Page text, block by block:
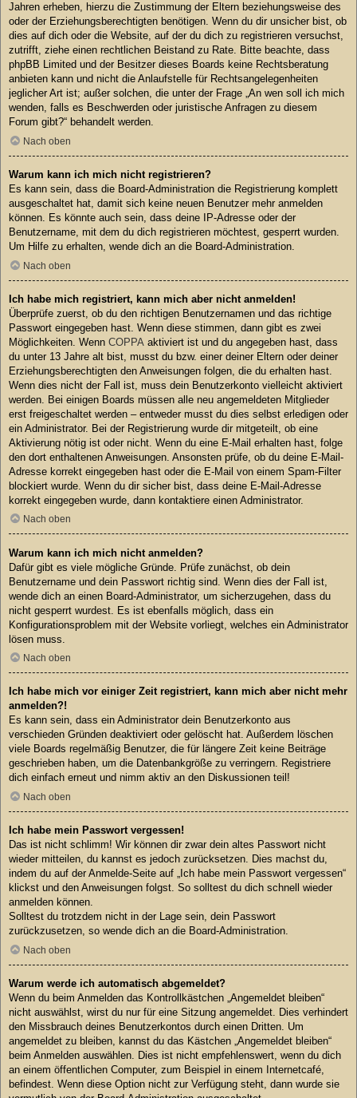
Jahren erheben, hierzu die Zustimmung der Eltern beziehungsweise des
oder der Erziehungsberechtigten benötigen. Wenn du dir unsicher bist, ob
dies auf dich oder die Website, auf der du dich zu registrieren versuchst,
zutrifft, ziehe einen rechtlichen Beistand zu Rate. Bitte beachte, dass
phpBB Limited und der Besitzer dieses Boards keine Rechtsberatung
anbieten kann und nicht die Anlaufstelle für Rechtsangelegenheiten
jeglicher Art ist; außer solchen, die unter der Frage „An wen soll ich mich
wenden, falls es Beschwerden oder juristische Anfragen zu diesem
Forum gibt?“ behandelt werden.
Nach oben
Warum kann ich mich nicht registrieren?
Es kann sein, dass die Board-Administration die Registrierung komplett
ausgeschaltet hat, damit sich keine neuen Benutzer mehr anmelden
können. Es könnte auch sein, dass deine IP-Adresse oder der
Benutzername, mit dem du dich registrieren möchtest, gesperrt wurden.
Um Hilfe zu erhalten, wende dich an die Board-Administration.
Nach oben
Ich habe mich registriert, kann mich aber nicht anmelden!
Überprüfe zuerst, ob du den richtigen Benutzernamen und das richtige
Passwort eingegeben hast. Wenn diese stimmen, dann gibt es zwei
Möglichkeiten. Wenn COPPA aktiviert ist und du angegeben hast, dass
du unter 13 Jahre alt bist, musst du bzw. einer deiner Eltern oder deiner
Erziehungsberechtigten den Anweisungen folgen, die du erhalten hast.
Wenn dies nicht der Fall ist, muss dein Benutzerkonto vielleicht aktiviert
werden. Bei einigen Boards müssen alle neu angemeldeten Mitglieder
erst freigeschaltet werden – entweder musst du dies selbst erledigen oder
ein Administrator. Bei der Registrierung wurde dir mitgeteilt, ob eine
Aktivierung nötig ist oder nicht. Wenn du eine E-Mail erhalten hast, folge
den dort enthaltenen Anweisungen. Ansonsten prüfe, ob du deine E-Mail-
Adresse korrekt eingegeben hast oder die E-Mail von einem Spam-Filter
blockiert wurde. Wenn du dir sicher bist, dass deine E-Mail-Adresse
korrekt eingegeben wurde, dann kontaktiere einen Administrator.
Nach oben
Warum kann ich mich nicht anmelden?
Dafür gibt es viele mögliche Gründe. Prüfe zunächst, ob dein
Benutzername und dein Passwort richtig sind. Wenn dies der Fall ist,
wende dich an einen Board-Administrator, um sicherzugehen, dass du
nicht gesperrt wurdest. Es ist ebenfalls möglich, dass ein
Konfigurationsproblem mit der Website vorliegt, welches ein Administrator
lösen muss.
Nach oben
Ich habe mich vor einiger Zeit registriert, kann mich aber nicht mehr
anmelden?!
Es kann sein, dass ein Administrator dein Benutzerkonto aus
verschieden Gründen deaktiviert oder gelöscht hat. Außerdem löschen
viele Boards regelmäßig Benutzer, die für längere Zeit keine Beiträge
geschrieben haben, um die Datenbankgröße zu verringern. Registriere
dich einfach erneut und nimm aktiv an den Diskussionen teil!
Nach oben
Ich habe mein Passwort vergessen!
Das ist nicht schlimm! Wir können dir zwar dein altes Passwort nicht
wieder mitteilen, du kannst es jedoch zurücksetzen. Dies machst du,
indem du auf der Anmelde-Seite auf „Ich habe mein Passwort vergessen“
klickst und den Anweisungen folgst. So solltest du dich schnell wieder
anmelden können.
Solltest du trotzdem nicht in der Lage sein, dein Passwort
zurückzusetzen, so wende dich an die Board-Administration.
Nach oben
Warum werde ich automatisch abgemeldet?
Wenn du beim Anmelden das Kontrollkästchen „Angemeldet bleiben“
nicht auswählst, wirst du nur für eine Sitzung angemeldet. Dies verhindert
den Missbrauch deines Benutzerkontos durch einen Dritten. Um
angemeldet zu bleiben, kannst du das Kästchen „Angemeldet bleiben“
beim Anmelden auswählen. Dies ist nicht empfehlenswert, wenn du dich
an einem öffentlichen Computer, zum Beispiel in einem Internetcafé,
befindest. Wenn diese Option nicht zur Verfügung steht, dann wurde sie